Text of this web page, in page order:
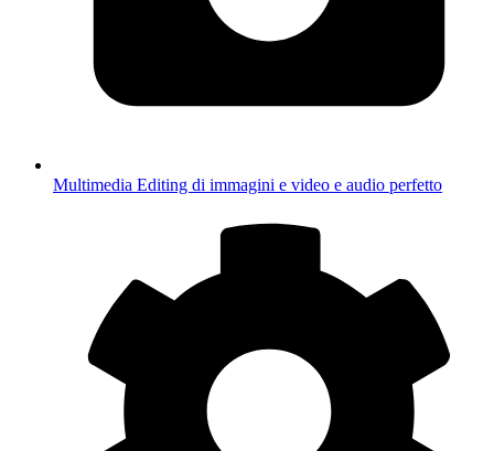
Multimedia Editing di immagini e video e audio perfetto